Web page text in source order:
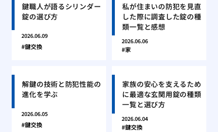
鍵職人が語るシリンダー
錠の選び方
2026.06.09
鍵交換
私が住まいの防犯を見直
した際に調査した錠の種
類一覧と感想
2026.06.06
家
解鍵の技術と防犯性能の
進化を学ぶ
2026.06.05
鍵交換
家族の安心を支えるため
に最適な玄関用錠の種類
一覧と選び方
2026.06.04
鍵交換